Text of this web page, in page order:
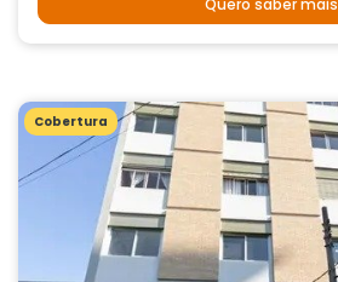
Quero saber mais
Cobertura